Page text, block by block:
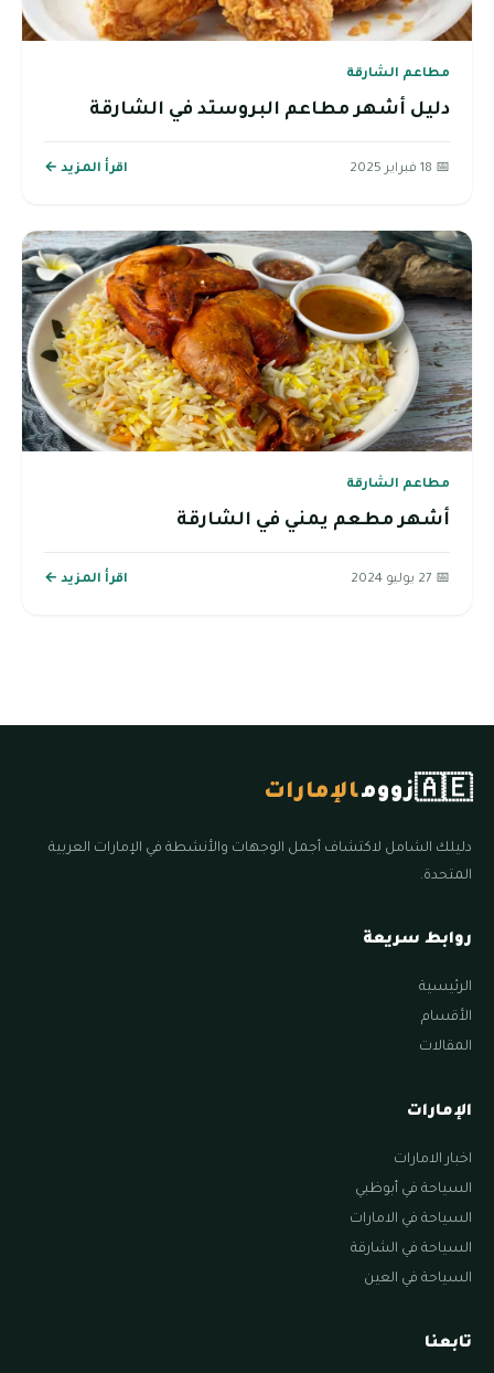
مطاعم الشارقة
دليل أشهر مطاعم البروستد في الشارقة
📅 18 فبراير 2025 اقرأ المزيد ←
مطاعم الشارقة
أشهر مطعم يمني في الشارقة
📅 27 يوليو 2024 اقرأ المزيد ←
🇦🇪زوومالإمارات
دليلك الشامل لاكتشاف أجمل الوجهات والأنشطة في الإمارات العربية
المتحدة.
روابط سريعة
الرئيسية
الأقسام
المقالات
الإمارات
اخبار الامارات
السياحة في أبوظبي
السياحة في الامارات
السياحة في الشارقة
السياحة في العين
تابعنا